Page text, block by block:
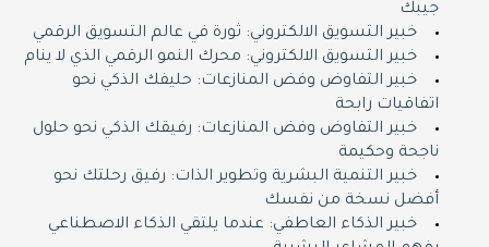
جيبك
خبير التسويق الالكتروني: ثورة في عالم التسويق الرقمي
خبير التسويق الالكتروني: محرك النمو الرقمي الذي لا ينام
خبير التفاوض وفض المنازعات: حليفك الذكي نحو
اتفاقيات رابحة
خبير التفاوض وفض المنازعات: رفيقك الذكي نحو حلول
ناجحة وحكيمة
خبير التنمية البشرية وتطوير الذات: رفيق رحلتك نحو
أفضل نسخة من نفسك
خبير الذكاء العاطفي: عندما يلتقي الذكاء الاصطناعي